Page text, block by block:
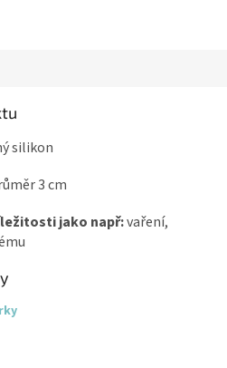
silikon
3 cm
jako např:vaření,